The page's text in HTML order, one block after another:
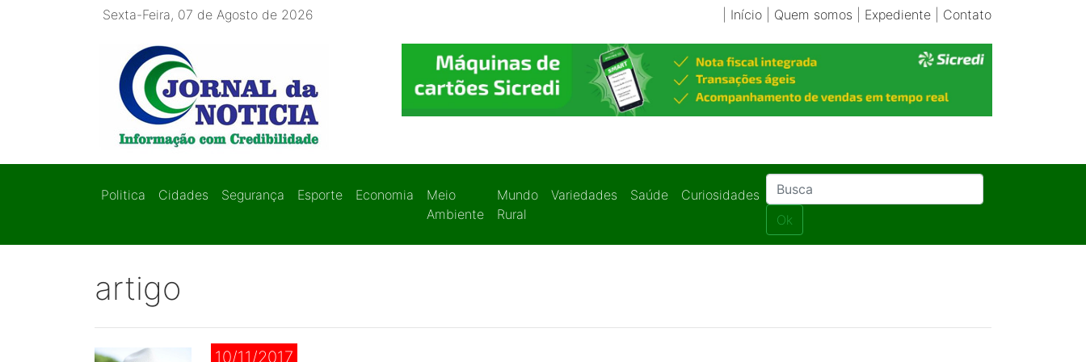
Sexta-Feira, 07 de Agosto de 2026 Início| Quem somos Expediente| Contato
Politica Cidades Segurança Esporte Economia
Meio
Ambiente
Mundo
Rural
Variedades Saúde
Curiosidades
Ok
artigo
10/11/2017